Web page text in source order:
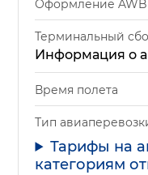
Оформление AWB
Терминальный
Информация о
Время полета
Тип
Тарифы на
категориям